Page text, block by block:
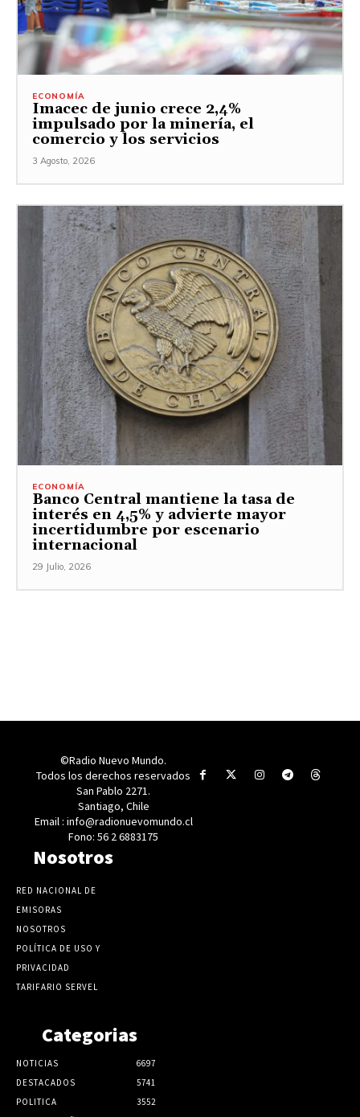
ECONOMÍA
Imacec de junio crece 2,4%
impulsado por la minería, el
comercio y los servicios
3 Agosto, 2026
ECONOMÍA
Banco Central mantiene la tasa de
interés en 4,5% y advierte mayor
incertidumbre por escenario
internacional
29 Julio, 2026
©Radio Nuevo Mundo.
Todos los derechos reservados
San Pablo 2271.
Santiago, Chile
Email : info@radionuevomundo.cl
Fono: 56 2 6883175
Nosotros
RED NACIONAL DE
EMISORAS
NOSOTROS
POLÍTICA DE USO Y
PRIVACIDAD
TARIFARIO SERVEL
Categorias
NOTICIAS
6697
DESTACADOS
5741
POLITICA
3552